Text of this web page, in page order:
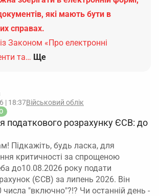
які мають бути в
справах.
Законом «Про електронні
та… Ще
| 18:37Військовий облік
податкового розрахунку ЄСВ: до
Підкажіть, будь ласка, для
критичності за спрощеною
до10.08.2026 року подати
(ЄСВ) за липень 2026. Він
числа "включно"?!? Чи останній день -